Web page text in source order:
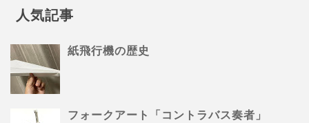
人気記事
紙飛行機の歴史
フォークアート「コントラバス奏者」